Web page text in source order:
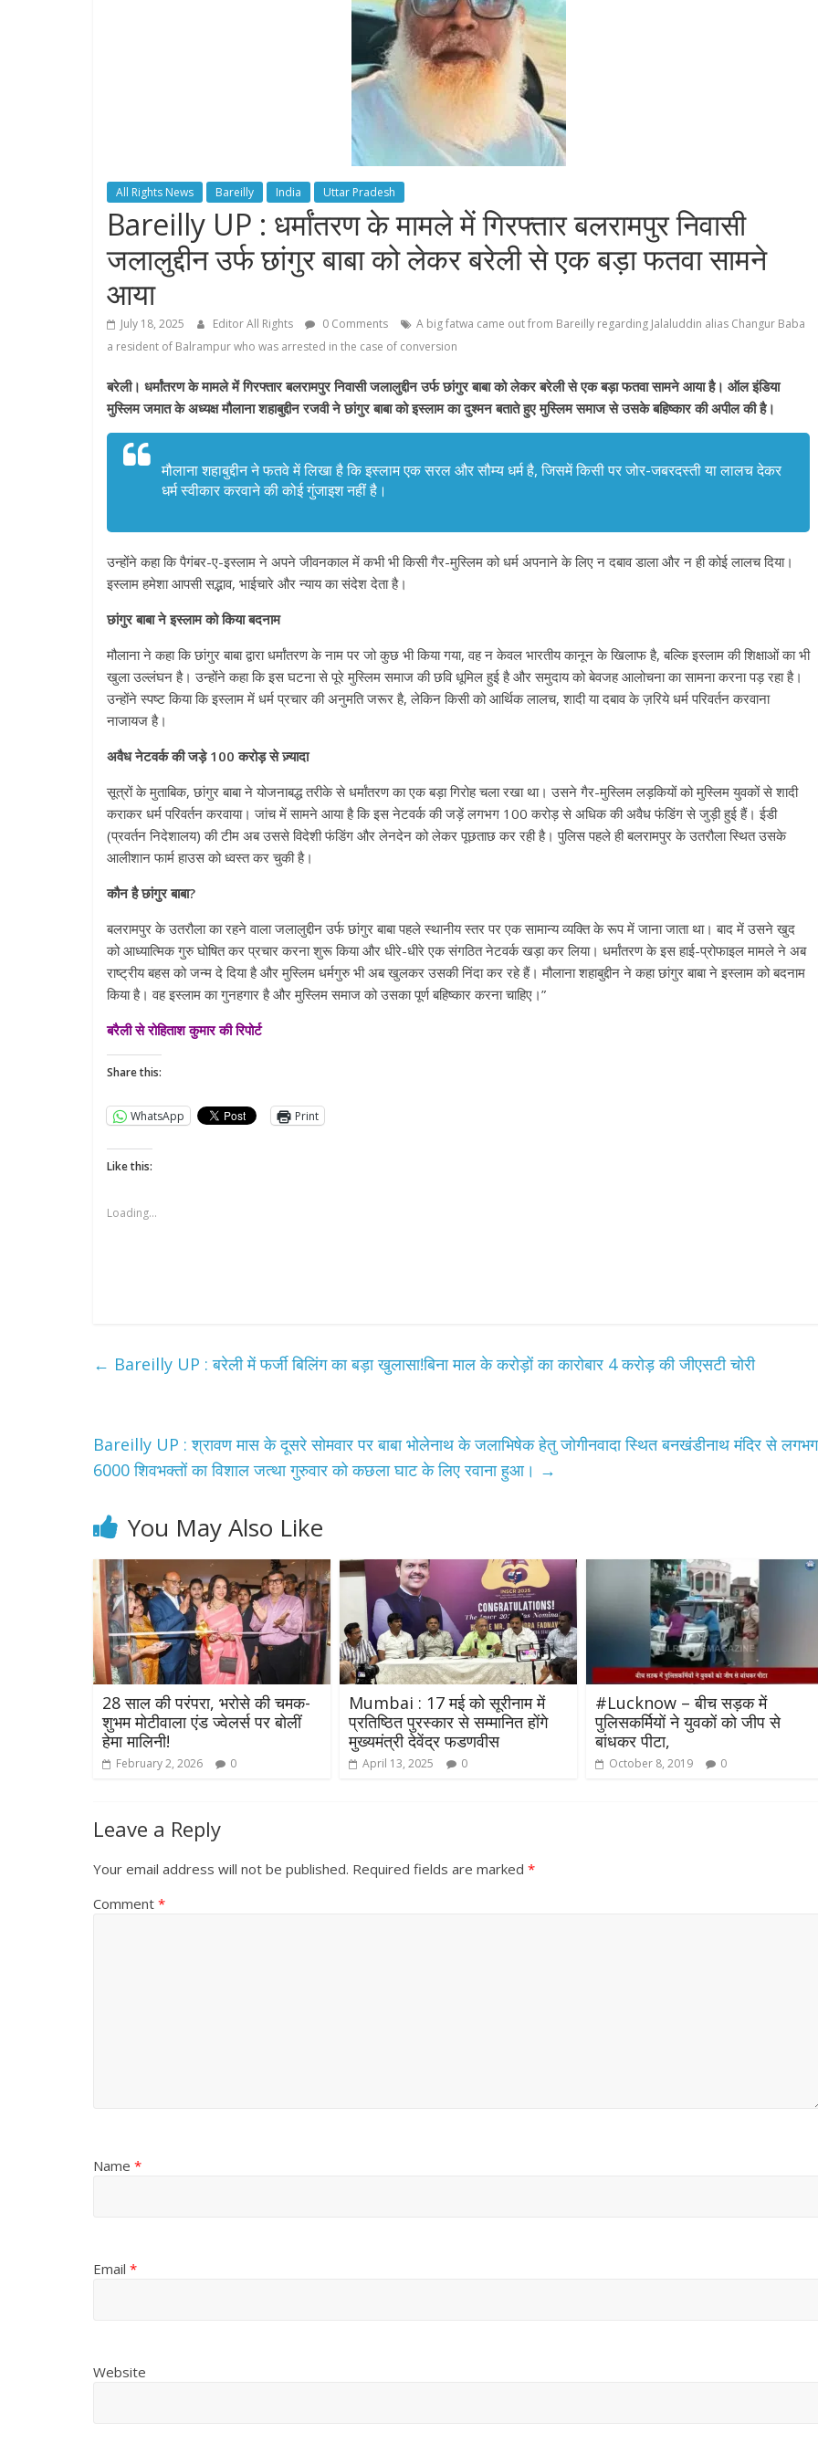
All Rights News Bareilly India Uttar Pradesh
Bareilly UP : धर्मांतरण के मामले में गिरफ्तार बलरामपुर निवासी
जलालुद्दीन उर्फ छांगुर बाबा को लेकर बरेली से एक बड़ा फतवा सामने
आया
July 18, 2025 Editor All Rights 0 Comments
A big fatwa came out from Bareilly regarding Jalaluddin alias Changur Baba
a resident of Balrampur who was arrested in the case of conversion
बरेली। धर्मांतरण के मामले में गिरफ्तार बलरामपुर निवासी जलालुद्दीन उर्फ छांगुर बाबा को लेकर बरेली से एक बड़ा फतवा सामने आया है। ऑल इंडिया
मुस्लिम जमात के अध्यक्ष मौलाना शहाबुद्दीन रजवी ने छांगुर बाबा को इस्लाम का दुश्मन बताते हुए मुस्लिम समाज से उसके बहिष्कार की अपील की है।
मौलाना शहाबुद्दीन ने फतवे में लिखा है कि इस्लाम एक सरल और सौम्य धर्म है, जिसमें किसी पर जोर-जबरदस्ती या लालच देकर
धर्म स्वीकार करवाने की कोई गुंजाइश नहीं है।
उन्होंने कहा कि पैगंबर-ए-इस्लाम ने अपने जीवनकाल में कभी भी किसी गैर-मुस्लिम को धर्म अपनाने के लिए न दबाव डाला और न ही कोई लालच दिया।
इस्लाम हमेशा आपसी सद्भाव, भाईचारे और न्याय का संदेश देता है।
छांगुर बाबा ने इस्लाम को किया बदनाम
मौलाना ने कहा कि छांगुर बाबा द्वारा धर्मांतरण के नाम पर जो कुछ भी किया गया, वह न केवल भारतीय कानून के खिलाफ है, बल्कि इस्लाम की शिक्षाओं का भी
खुला उल्लंघन है। उन्होंने कहा कि इस घटना से पूरे मुस्लिम समाज की छवि धूमिल हुई है और समुदाय को बेवजह आलोचना का सामना करना पड़ रहा है।
उन्होंने स्पष्ट किया कि इस्लाम में धर्म प्रचार की अनुमति जरूर है, लेकिन किसी को आर्थिक लालच, शादी या दबाव के ज़रिये धर्म परिवर्तन करवाना
नाजायज है।
अवैध नेटवर्क की जड़े 100 करोड़ से ज़्यादा
सूत्रों के मुताबिक, छांगुर बाबा ने योजनाबद्ध तरीके से धर्मांतरण का एक बड़ा गिरोह चला रखा था। उसने गैर-मुस्लिम लड़कियों को मुस्लिम युवकों से शादी
कराकर धर्म परिवर्तन करवाया। जांच में सामने आया है कि इस नेटवर्क की जड़ें लगभग 100 करोड़ से अधिक की अवैध फंडिंग से जुड़ी हुई हैं। ईडी
(प्रवर्तन निदेशालय) की टीम अब उससे विदेशी फंडिंग और लेनदेन को लेकर पूछताछ कर रही है। पुलिस पहले ही बलरामपुर के उतरौला स्थित उसके
आलीशान फार्म हाउस को ध्वस्त कर चुकी है।
कौन है छांगुर बाबा?
बलरामपुर के उतरौला का रहने वाला जलालुद्दीन उर्फ छांगुर बाबा पहले स्थानीय स्तर पर एक सामान्य व्यक्ति के रूप में जाना जाता था। बाद में उसने खुद
को आध्यात्मिक गुरु घोषित कर प्रचार करना शुरू किया और धीरे-धीरे एक संगठित नेटवर्क खड़ा कर लिया। धर्मांतरण के इस हाई-प्रोफाइल मामले ने अब
राष्ट्रीय बहस को जन्म दे दिया है और मुस्लिम धर्मगुरु भी अब खुलकर उसकी निंदा कर रहे हैं। मौलाना शहाबुद्दीन ने कहा छांगुर बाबा ने इस्लाम को बदनाम
किया है। वह इस्लाम का गुनहगार है और मुस्लिम समाज को उसका पूर्ण बहिष्कार करना चाहिए।”
बरैली से रोहिताश कुमार की रिपोर्ट
Share this:
WhatsApp Print
Like this:
Loading...
← Bareilly UP : बरेली में फर्जी बिलिंग का बड़ा खुलासा!बिना माल के करोड़ों का कारोबार 4 करोड़ की जीएसटी चोरी
Bareilly UP : श्रावण मास के दूसरे सोमवार पर बाबा भोलेनाथ के जलाभिषेक हेतु जोगीनवादा स्थित बनखंडीनाथ मंदिर से लगभग
6000 शिवभक्तों का विशाल जत्था गुरुवार को कछला घाट के लिए रवाना हुआ। →
You May Also Like
28 साल की परंपरा, भरोसे की चमक-
शुभम मोटीवाला एंड ज्वेलर्स पर बोलीं
हेमा मालिनी!
February 2, 2026 0
Mumbai : 17 मई को सूरीनाम में
प्रतिष्ठित पुरस्कार से सम्मानित होंगे
मुख्यमंत्री देवेंद्र फडणवीस
April 13, 2025 0
#Lucknow – बीच सड़क में
पुलिसकर्मियों ने युवकों को जीप से
बांधकर पीटा,
October 8, 2019 0
Leave a Reply
Your email address will not be published. Required fields are marked *
Comment *
Name *
Email *
Website
Pradesh
राजनीति हॉट राजनीतिक